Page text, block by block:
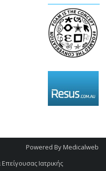
Powered ByMedicalweb
Ιατρικής